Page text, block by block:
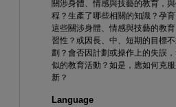
關涉身體、情感與技藝的教育，
程？生產了哪些相關的知識？孕
這些關涉身體、情感與技藝的教
習性？或因長、中、短期的目標
劃？會否因計劃或操作上的失誤
似的教育活動？如是，應如何克
新？
Language